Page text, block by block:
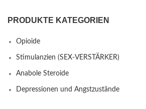
PRODUKTE KATEGORIEN
Opioide
Stimulanzien (SEX-VERSTÄRKER)
Anabole Steroide
Depressionen und Angstzustände